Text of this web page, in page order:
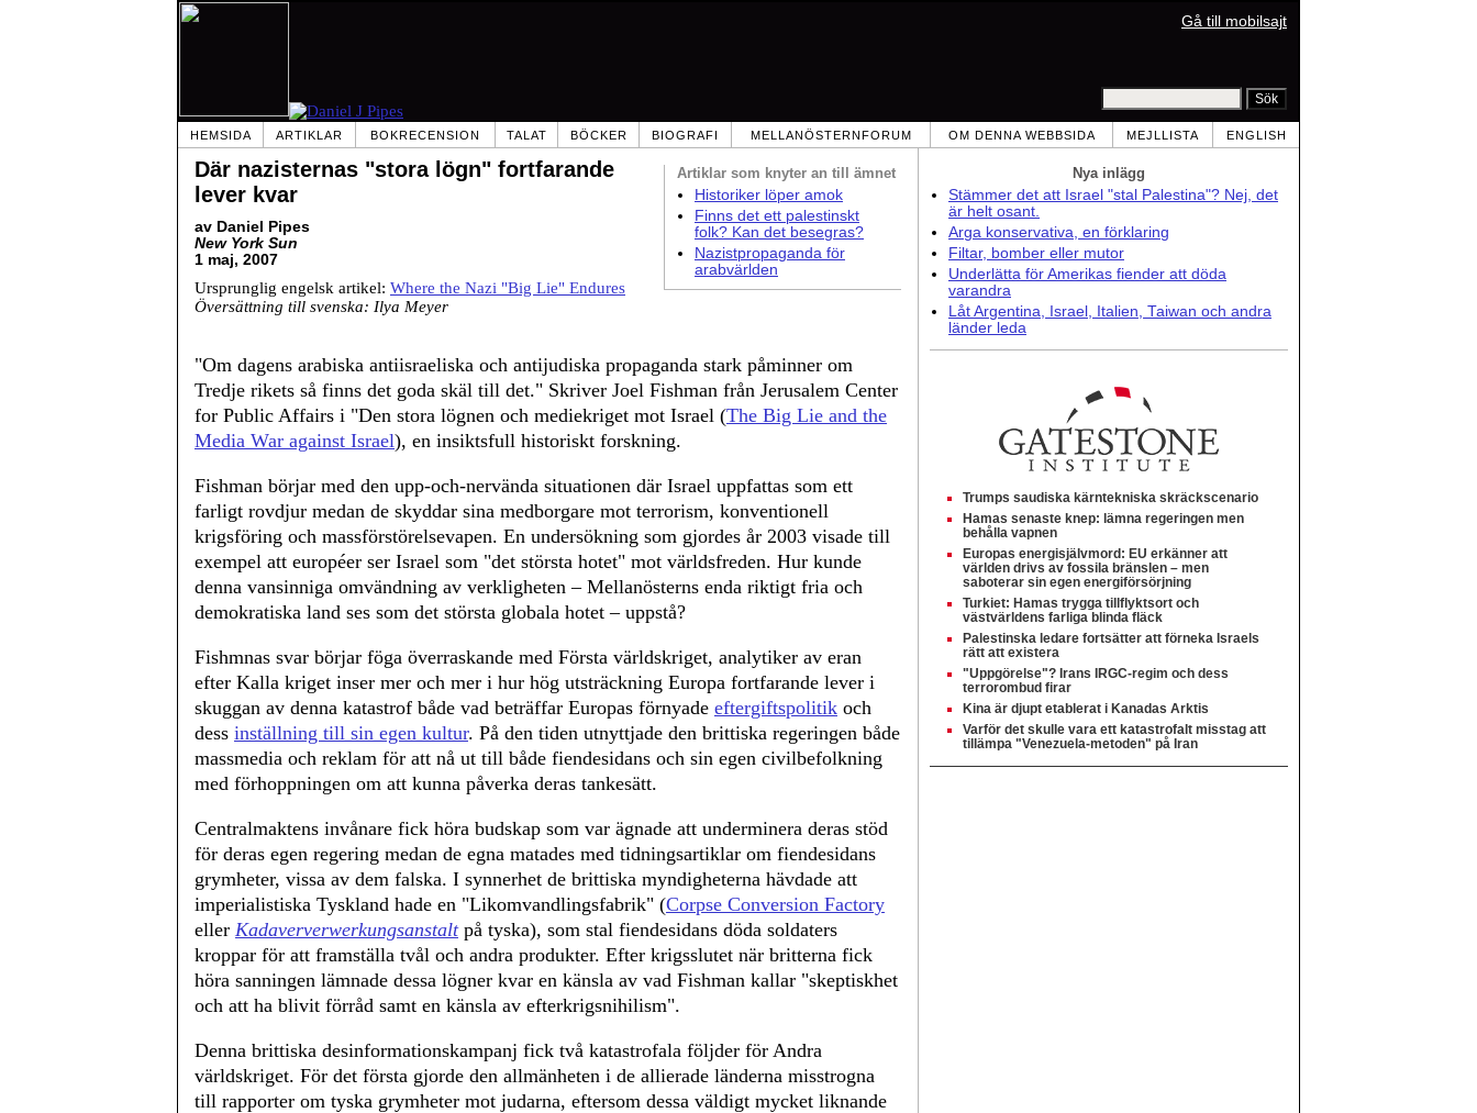
Gå till mobilsajt
HEMSIDA ARTIKLAR BOKRECENSION TALAT BÖCKER BIOGRAFI MELLANÖSTERNFORUM OM DENNA WEBBSIDA MEJLLISTA ENGLISH
Artiklar som knyter an till ämnet
Historiker löper amok
Finns det ett palestinskt
folk? Kan det besegras?
Nazistpropaganda för
arabvärlden
Där nazisternas "stora lögn" fortfarande
lever kvar
av Daniel Pipes
New York Sun
1 maj, 2007
Ursprunglig engelsk artikel: Where the Nazi "Big Lie" Endures
Översättning till svenska: Ilya Meyer
"Om dagens arabiska antiisraeliska och antijudiska propaganda stark påminner om
Tredje rikets så finns det goda skäl till det." Skriver Joel Fishman från Jerusalem Center
for Public Affairs i "Den stora lögnen och mediekriget mot Israel (The Big Lie and the
Media War against Israel), en insiktsfull historiskt forskning.
Fishman börjar med den upp-och-nervända situationen där Israel uppfattas som ett
farligt rovdjur medan de skyddar sina medborgare mot terrorism, konventionell
krigsföring och massförstörelsevapen. En undersökning som gjordes år 2003 visade till
exempel att européer ser Israel som "det största hotet" mot världsfreden. Hur kunde
denna vansinniga omvändning av verkligheten – Mellanösterns enda riktigt fria och
demokratiska land ses som det största globala hotet – uppstå?
Fishmnas svar börjar föga överraskande med Första världskriget, analytiker av eran
efter Kalla kriget inser mer och mer i hur hög utsträckning Europa fortfarande lever i
skuggan av denna katastrof både vad beträffar Europas förnyade eftergiftspolitik och
dess inställning till sin egen kultur. På den tiden utnyttjade den brittiska regeringen både
massmedia och reklam för att nå ut till både fiendesidans och sin egen civilbefolkning
med förhoppningen om att kunna påverka deras tankesätt.
Centralmaktens invånare fick höra budskap som var ägnade att underminera deras stöd
för deras egen regering medan de egna matades med tidningsartiklar om fiendesidans
grymheter, vissa av dem falska. I synnerhet de brittiska myndigheterna hävdade att
imperialistiska Tyskland hade en "Likomvandlingsfabrik" (Corpse Conversion Factory
eller Kadaververwerkungsanstaltpå tyska), som stal fiendesidans döda soldaters
kroppar för att framställa tvål och andra produkter. Efter krigsslutet när britterna fick
höra sanningen lämnade dessa lögner kvar en känsla av vad Fishman kallar "skeptiskhet
och att ha blivit förråd samt en känsla av efterkrigsnihilism".
Denna brittiska desinformationskampanj fick två katastrofala följder för Andra
världskriget. För det första gjorde den allmänheten i de allierade länderna misstrogna
till rapporter om tyska grymheter mot judarna, eftersom dessa väldigt mycket liknande
Nya inlägg
Stämmer det att Israel "stal Palestina"? Nej, det
är helt osant.
Arga konservativa, en förklaring
Filtar, bomber eller mutor
Underlätta för Amerikas fiender att döda
varandra
Låt Argentina, Israel, Italien, Taiwan och andra
länder leda
Trumps saudiska kärntekniska skräckscenario
Hamas senaste knep: lämna regeringen men
behålla vapnen
Europas energisjälvmord: EU erkänner att
världen drivs av fossila bränslen – men
saboterar sin egen energiförsörjning
Turkiet: Hamas trygga tillflyktsort och
västvärldens farliga blinda fläck
Palestinska ledare fortsätter att förneka Israels
rätt att existera
"Uppgörelse"? Irans IRGC-regim och dess
terrorombud firar
Kina är djupt etablerat i Kanadas Arktis
Varför det skulle vara ett katastrofalt misstag att
tillämpa "Venezuela-metoden" på Iran